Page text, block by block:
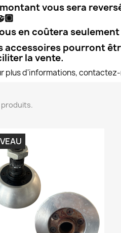
vous sera
en coûtera
accessoires pourront
la vente.
plus d'informations,
produits.